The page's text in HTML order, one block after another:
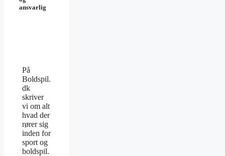
ansvarlig
På
Boldspil.
dk
skriver
vi om alt
hvad der
rører sig
inden for
sport og
boldspil.